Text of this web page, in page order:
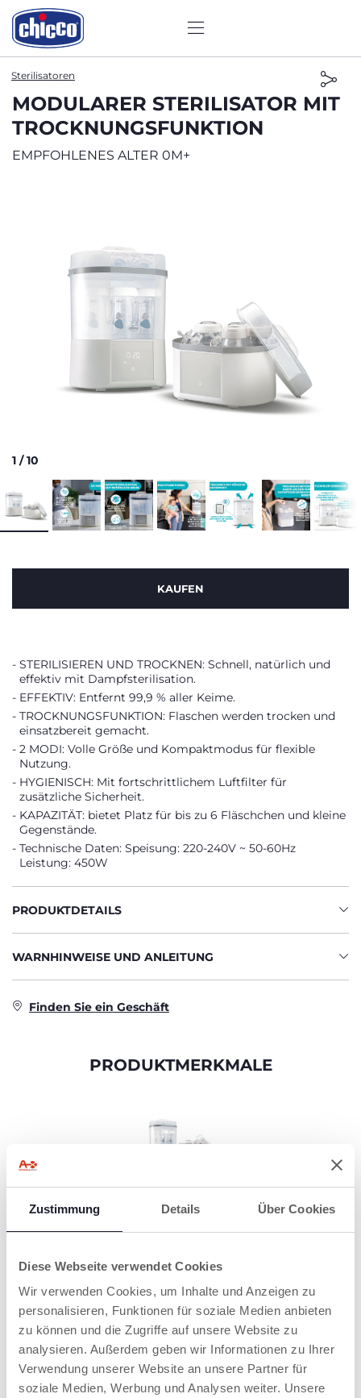
Zustimmung Details Über Cookies
Diese Webseite verwendet Cookies
Wir verwenden Cookies, um Inhalte und Anzeigen zu
personalisieren, Funktionen für soziale Medien anbieten
zu können und die Zugriffe auf unsere Website zu
analysieren. Außerdem geben wir Informationen zu Ihrer
Verwendung unserer Website an unsere Partner für
soziale Medien, Werbung und Analysen weiter. Unsere
Sterilisatoren
MODULARER STERILISATOR MIT
TROCKNUNGSFUNKTION
EMPFOHLENES ALTER 0M+
1 /10
KAUFEN
STERILISIEREN UND TROCKNEN: Schnell, natürlich und
effektiv mit Dampfsterilisation.
EFFEKTIV: Entfernt 99,9 % aller Keime.
TROCKNUNGSFUNKTION: Flaschen werden trocken und
einsatzbereit gemacht.
2 MODI: Volle Größe und Kompaktmodus für flexible
Nutzung.
HYGIENISCH: Mit fortschrittlichem Luftfilter für
zusätzliche Sicherheit.
KAPAZITÄT: bietet Platz für bis zu 6 Fläschchen und kleine
Gegenstände.
Technische Daten: Speisung: 220-240V ~ 50-60Hz
Leistung: 450W
PRODUKTDETAILS
WARNHINWEISE UND ANLEITUNG
Finden Sie ein Geschäft
PRODUKTMERKMALE
SCHUTZ
der Deckel geschlossen
bleibt.
PRODUKTE, DIE SIE INTERESSIEREN